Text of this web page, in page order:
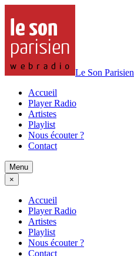
Le Son Parisien
Accueil
Player Radio
Artistes
Playlist
Nous écouter ?
Contact
Menu
×
Accueil
Player Radio
Artistes
Playlist
Nous écouter ?
Contact